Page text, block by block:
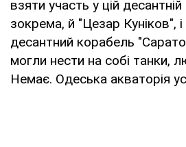
взяти участь у цій десантній
зокрема, й "Цезар Куніков",
десантний корабель
могли нести на собі танки,
Немає. Одеська акваторія